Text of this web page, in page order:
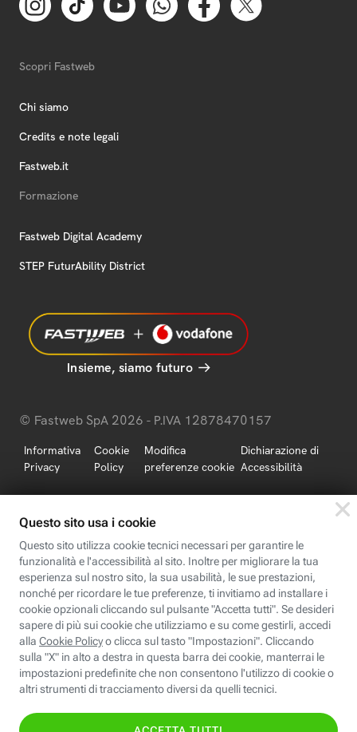
Scopri Fastweb
Chi siamo
Credits e note legali
Fastweb.it
Formazione
Fastweb Digital Academy
STEP FuturAbility District
Insieme, siamo futuro
© Fastweb SpA 2026 - P.IVA 12878470157
Informativa
Privacy
Cookie
Policy
Modifica
preferenze cookie
Dichiarazione di
Accessibilità